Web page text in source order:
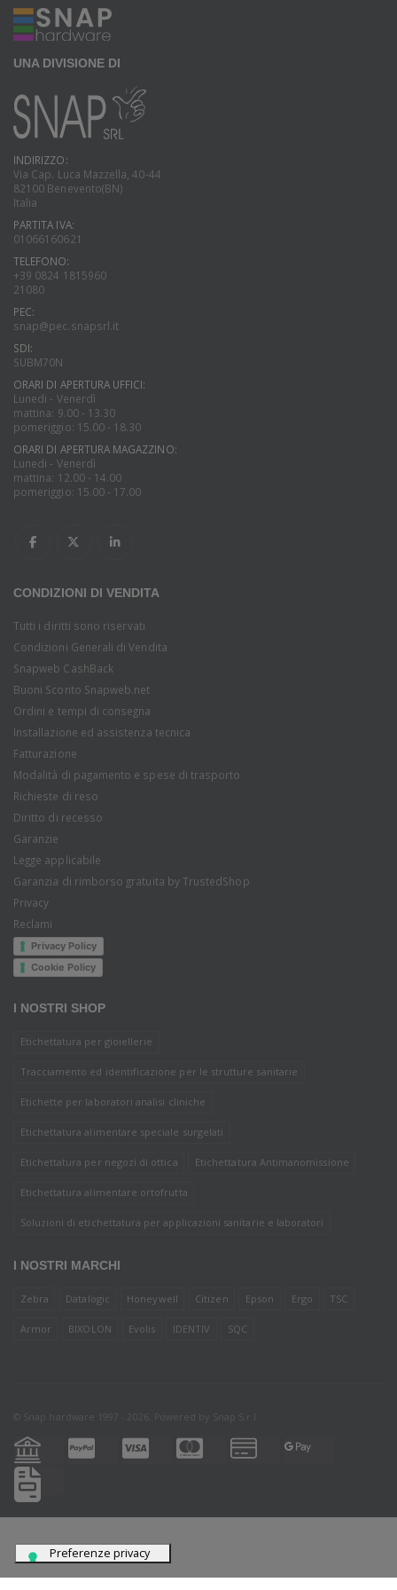
UNA DIVISIONE DI
INDIRIZZO:
Via Cap. Luca Mazzella, 40-44
82100 Benevento(BN)
Italia
PARTITA IVA:
01066160621
TELEFONO:
+39 0824 1815960
21080
PEC:
snap@pec.snapsrl.it
SDI:
SUBM70N
ORARI DI APERTURA UFFICI:
Lunedi - Venerdì
mattina: 9.00 - 13.30
pomeriggio: 15.00 - 18.30
ORARI DI APERTURA MAGAZZINO:
Lunedi - Venerdì
mattina: 12.00 - 14.00
pomeriggio: 15.00 - 17.00
CONDIZIONI DI VENDITA
Tutti i diritti sono riservati
Condizioni Generali di Vendita
Snapweb CashBack
Buoni Sconto Snapweb.net
Ordini e tempi di consegna
Installazione ed assistenza tecnica
Fatturazione
Modalità di pagamento e spese di trasporto
Richieste di reso
Diritto di recesso
Garanzie
Legge applicabile
Garanzia di rimborso gratuita by TrustedShop
Privacy
Reclami
Privacy Policy
Cookie Policy
I NOSTRI SHOP
Etichettatura per gioiellerie
Tracciamento ed identificazione per le strutture sanitarie
Etichette per laboratori analisi cliniche
Etichettatura alimentare speciale surgelati
Etichettatura per negozi di ottica Etichettatura Antimanomissione
Etichettatura alimentare ortofrutta
Soluzioni di etichettatura per applicazioni sanitarie e laboratori
I NOSTRI MARCHI
Zebra Datalogic Honeywell Citizen Epson Ergo TSC
Armor BIXOLON Evolis IDENTIV SQC
© Snap hardware 1997 - 2026. Powered by Snap S.r.l.